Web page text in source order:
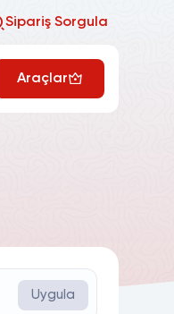
Sipariş Sorgula
Araçlar
Uygula